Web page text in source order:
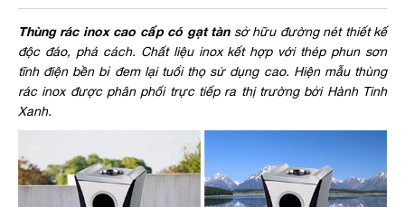
Thùng rác inox cao cấp có gạt tànsở hữu đường nét thiết kế
độc đáo, phá cách. Chất liệu inox kết hợp với thép phun sơn
tĩnh điện bền bỉ đem lại tuổi thọ sử dụng cao. Hiện mẫu thùng
rác inox được phân phối trực tiếp ra thị trường bởi Hành Tinh
Xanh.